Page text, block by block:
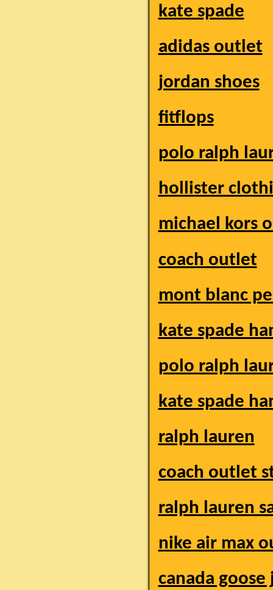
kate spade
adidas outlet
jordan shoes
fitflops
polo ralph
hollister
michael kors
coach outlet
mont blanc
kate spade
polo ralph
kate spade
ralph lauren
coach outlet
ralph lauren
nike air max
canada goose